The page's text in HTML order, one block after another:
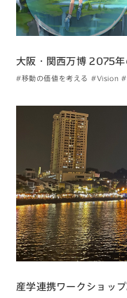
大阪・関西万博 2075
#移動の価値を考える #Vision
産学連携ワークショッ